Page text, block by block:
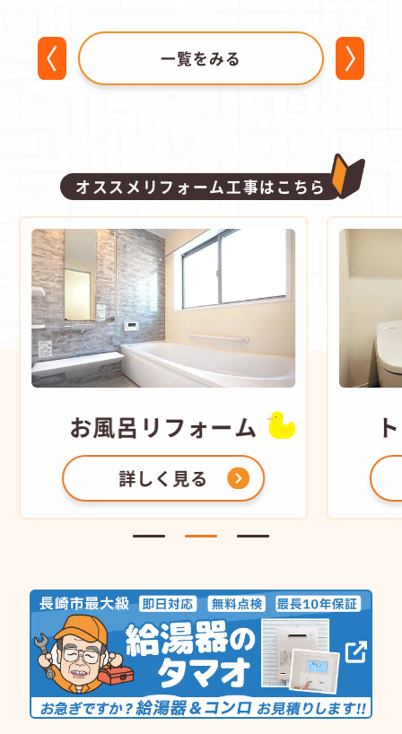
一覧をみる
オススメリフォーム工事はこちら
お風呂 リフォーム
詳しく見る